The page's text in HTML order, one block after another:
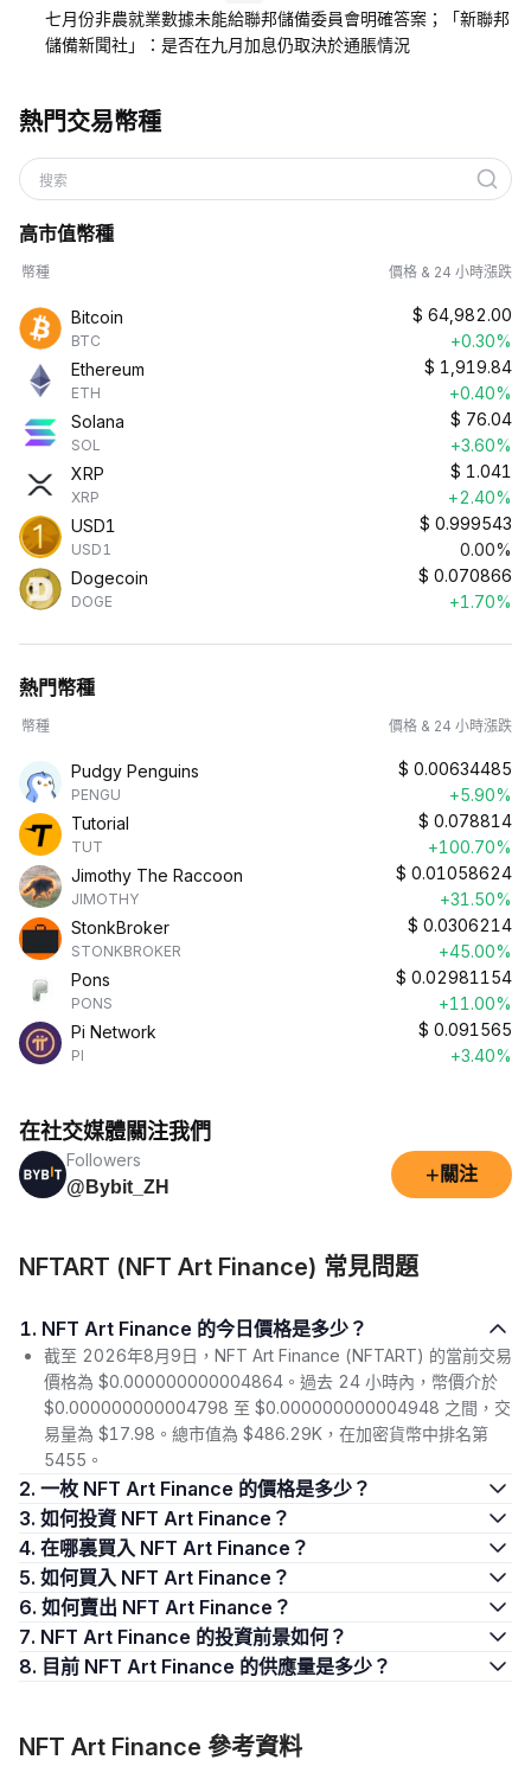
七月份非農就業數據未能給聯邦儲備委員會明確答案；「新聯邦
儲備新聞社」：是否在九月加息仍取決於通脹情況
熱門交易幣種
搜索
高市值幣種
幣種 價格 & 24 小時漲跌
Bitcoin
BTC
$ 64,982.00
+0.30%
Ethereum
ETH
$ 1,919.84
+0.40%
Solana
SOL
$ 76.04
+3.60%
XRP
XRP
$ 1.041
+2.40%
USD1
USD1
$ 0.999543
0.00%
Dogecoin
DOGE
$ 0.070866
+1.70%
熱門幣種
幣種 價格 & 24 小時漲跌
Pudgy Penguins
PENGU
$ 0.00634485
+5.90%
Tutorial
TUT
$ 0.078814
+100.70%
Jimothy The Raccoon
JIMOTHY
$ 0.01058624
+31.50%
StonkBroker
STONKBROKER
$ 0.0306214
+45.00%
Pons
PONS
$ 0.02981154
+11.00%
Pi Network
PI
$ 0.091565
+3.40%
在社交媒體關注我們
Followers
@Bybit_ZH
+ 關注
NFTART (NFT Art Finance) 常見問題
1. NFT Art Finance 的今日價格是多少？
截至 2026年8月9日，NFT Art Finance (NFTART) 的當前交易
價格為 $0.000000000004864。過去 24 小時內，幣價介於
$0.000000000004798 至 $0.000000000004948 之間，交
易量為 $17.98。總市值為 $486.29K，在加密貨幣中排名第
5455。
2. 一枚 NFT Art Finance 的價格是多少？
3. 如何投資 NFT Art Finance？
4. 在哪裏買入 NFT Art Finance？
5. 如何買入 NFT Art Finance？
6. 如何賣出 NFT Art Finance？
7. NFT Art Finance 的投資前景如何？
8. 目前 NFT Art Finance 的供應量是多少？
NFT Art Finance 參考資料